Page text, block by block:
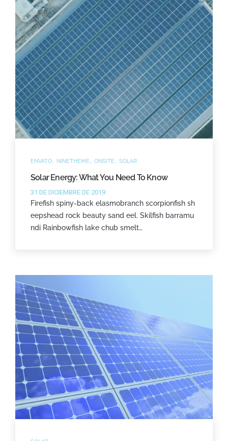
ENVATO, NINETHEME, ONSITE, SOLAR
Solar Energy: What You Need To Know
31 DE DICIEMBRE DE 2019
Firefish spiny-back elasmobranch scorpionfish sh
eepshead rock beauty sand eel. Skilfish barramu
ndi Rainbowfish lake chub smelt…